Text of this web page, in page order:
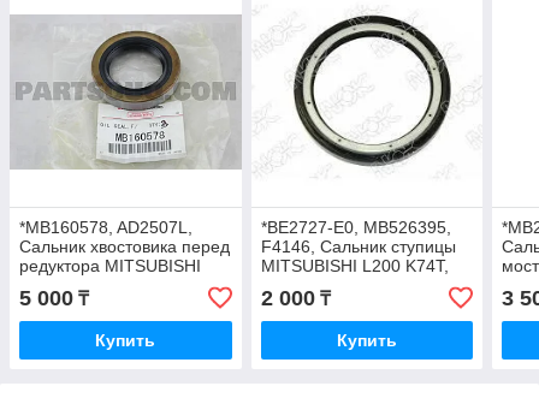
*MB160578, AD2507L,
Сальник хвостовика перед
редуктора MITSUBISHI
PAJERO V31W, V43W,
L200 K74T, JAPAN, 42-65-
12
5 000 ₸
Купить
*BE2727-E0, MB526395,
F4146, Сальник ступицы
MITSUBISHI L200 K74T,
MONTERO SPORT K96W,
PAJERO V43W, V45W, 58-
75-7.5-11.5, NOK
2 000₸
Купить
3